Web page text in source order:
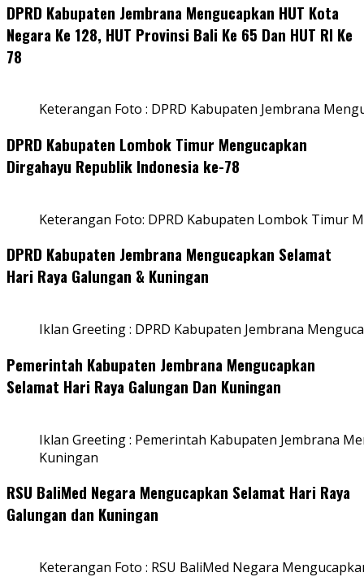
DPRD Kabupaten Jembrana Mengucapkan HUT Kota
Negara Ke 128, HUT Provinsi Bali Ke 65 Dan HUT RI Ke
78
Keterangan Foto : DPRD Kabupaten Jembrana
DPRD Kabupaten Lombok Timur Mengucapkan
Dirgahayu Republik Indonesia ke-78
Keterangan Foto: DPRD Kabupaten Lombok Timur
DPRD Kabupaten Jembrana Mengucapkan Selamat
Hari Raya Galungan & Kuningan
Iklan Greeting : DPRD Kabupaten Jembrana
Pemerintah Kabupaten Jembrana Mengucapkan
Selamat Hari Raya Galungan Dan Kuningan
Iklan Greeting : Pemerintah Kabupaten Jembrana
Kuningan
RSU BaliMed Negara Mengucapkan Selamat Hari Raya
Galungan dan Kuningan
Keterangan Foto : RSU BaliMed Negara